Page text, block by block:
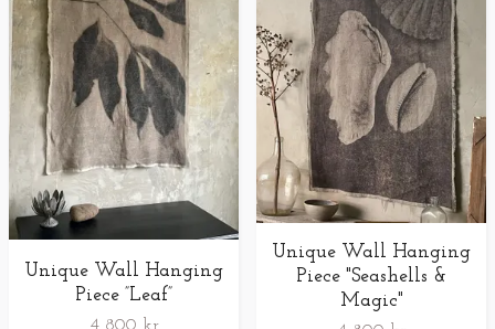
Unique Wall Hanging
Piece ”Leaf”
Unique Wall Hanging
Piece "Seashells &
Magic"